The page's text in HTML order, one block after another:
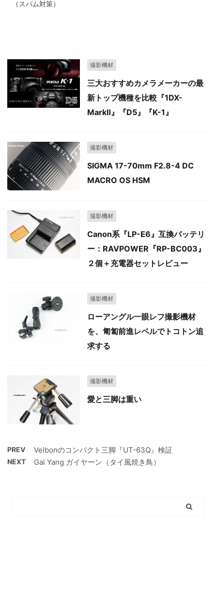
（スパム対策）
撮影機材
三大おすすめカメラメーカーの最
新トップ機種を比較『1DX-
MarkⅡ』『D5』『K-1』
撮影機材
SIGMA 17-70mm F2.8-4 DC
MACRO OS HSM
撮影機材
Canon系『LP-E6』互換バッテリ
ー：RAVPOWER『RP-BC003』
２個＋充電器セットレビュー
撮影機材
ローアングル一眼レフ撮影機材
を、匍匐前進レベルでトコトン追
求する
撮影機材
愛と三脚は重い
PREV Velbonのコンパクト三脚『UT-63Q』検証
NEXT Gai Yang ガイヤーン（タイ風焼き鳥）